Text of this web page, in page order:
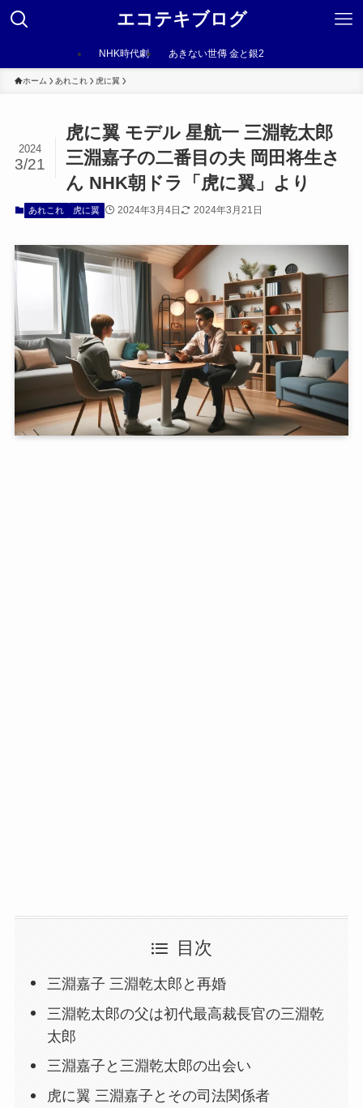
エコテキブログ
NHK時代劇 あきない世傳 金と銀2
ホーム あれこれ 虎に翼
虎に翼 モデル 星航一 三淵乾太郎
三淵嘉子の二番目の夫 岡田将生さ
ん NHK朝ドラ「虎に翼」より
2024
3/21
あれこれ 虎に翼 2024年3月4日 2024年3月21日
目次
三淵嘉子 三淵乾太郎と再婚
三淵乾太郎の父は初代最高裁長官の三淵乾
太郎
三淵嘉子と三淵乾太郎の出会い
虎に翼 三淵嘉子とその司法関係者